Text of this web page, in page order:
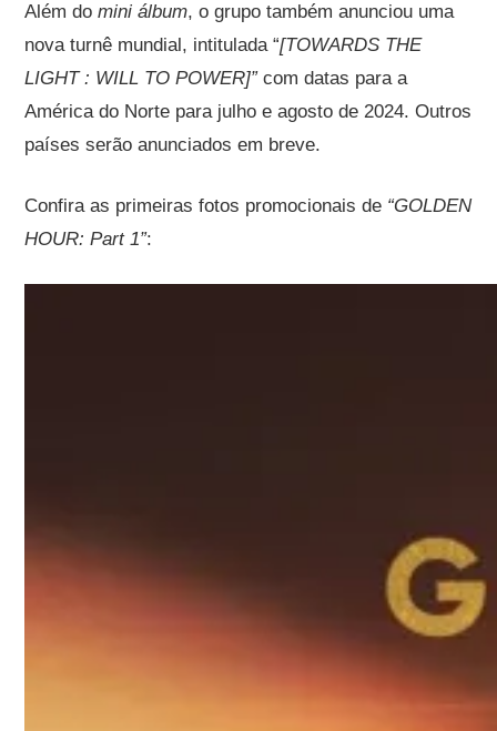
Além domini álbum, o grupo também anunciou uma
nova turnê mundial, intitulada “[TOWARDS THE
LIGHT : WILL TO POWER]”com datas para a
América do Norte para julho e agosto de 2024. Outros
países serão anunciados em breve.
Confira as primeiras fotos promocionais de “GOLDEN
HOUR: Part 1”: